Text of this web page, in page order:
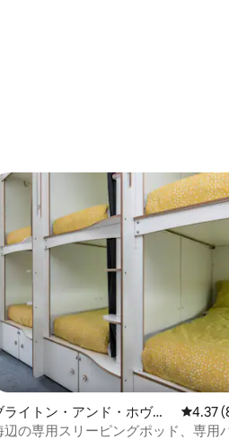
ライトン・アンド・ホヴの
ェアルーム
レビュ
4.37
辺の専用スリーピングポッド、専用